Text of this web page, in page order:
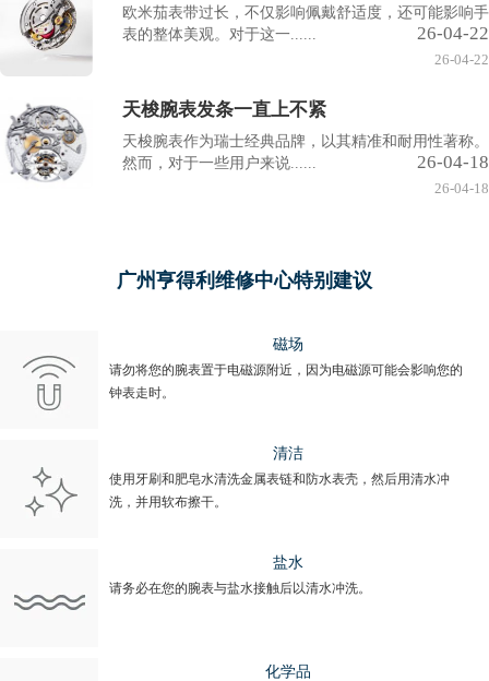
欧米茄表带过长，不仅影响佩戴舒适度，还可能影响手
表的整体美观。对于这一......
26-04-22
26-04-22
天梭腕表发条一直上不紧
天梭腕表作为瑞士经典品牌，以其精准和耐用性著称。
然而，对于一些用户来说......
26-04-18
26-04-18
广州亨得利维修中心特别建议
磁场
请勿将您的腕表置于电磁源附近，因为电磁源可能会影响您的
钟表走时。
清洁
使用牙刷和肥皂水清洗金属表链和防水表壳，然后用清水冲
洗，并用软布擦干。
盐水
请务必在您的腕表与盐水接触后以清水冲洗。
化学品